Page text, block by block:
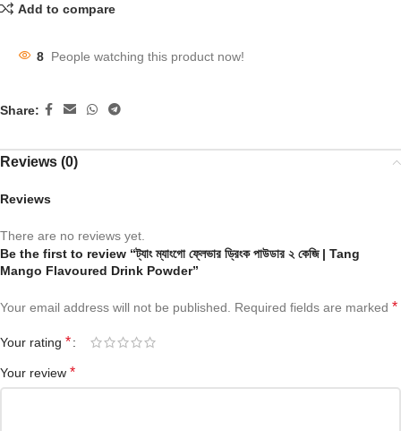
Add to compare
8 People watching this product now!
Share:
Reviews (0)
Reviews
There are no reviews yet.
Be the first to review “ট্যাং ম্যাংগো ফ্লেভার ড্রিংক পাউডার ২ কেজি | Tang
Mango Flavoured Drink Powder”
Your email address will not be published. Required fields are marked *
Your rating *
Your review *